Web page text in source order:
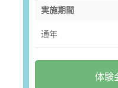
実施期間
通年
体験